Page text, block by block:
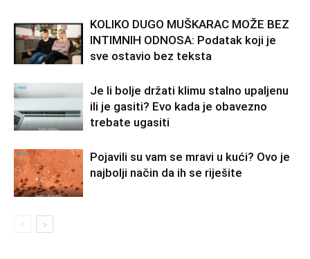
KOLIKO DUGO MUŠKARAC MOŽE BEZ
INTIMNIH ODNOSA: Podatak koji je
sve ostavio bez teksta
Je li bolje držati klimu stalno upaljenu
ili je gasiti? Evo kada je obavezno
trebate ugasiti
Pojavili su vam se mravi u kući? Ovo je
najbolji način da ih se riješite